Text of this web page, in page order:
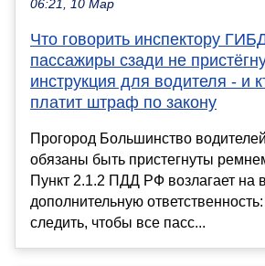
06:21, 10 Мар
Что говорить инспектору
пассажиры сзади не
инструкция для водителя - и
платит штраф по закону
Прогород Большинство
обязаны быть пристегнуты
Пункт 2.1.2 ПДД РФ возлагает на
дополнительную
следить, чтобы все пасс...